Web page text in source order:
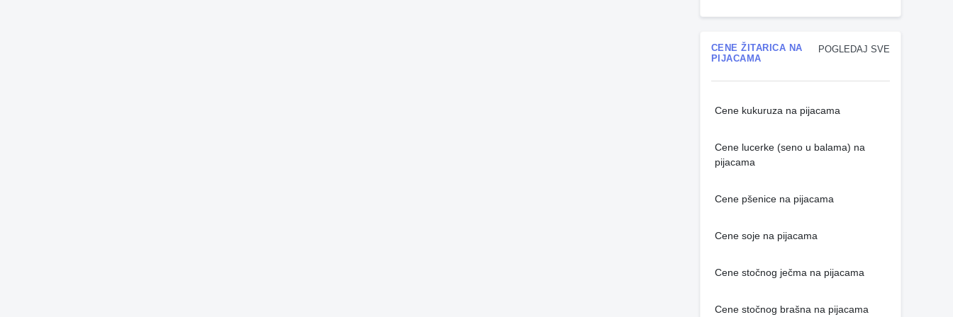
POGLEDAJ SVE
CENE ŽITARICA NA
PIJACAMA
Cene kukuruza na pijacama
Cene lucerke (seno u balama) na
pijacama
Cene pšenice na pijacama
Cene soje na pijacama
Cene stočnog ječma na pijacama
Cene stočnog brašna na pijacama